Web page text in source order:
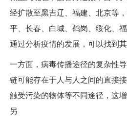
经扩散至黑吉辽、福建、北京等
平、长春、白城、鹤岗、绥化、
通过分析疫情的发展，可以找到其
一方面，病毒传播途径的复杂性
链可能存在于人与人之间的直接
触受污染的物体等不同途径，这
另